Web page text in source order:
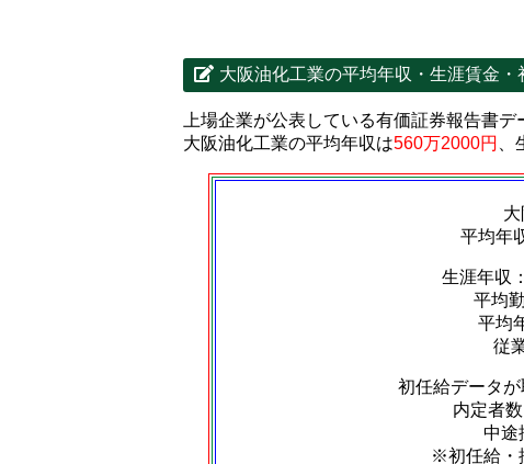
大阪油化工業の平均年収・生涯賃金・
上場企業が公表している有価証券報告書デ
大阪油化工業の平均年収は560万2000円 、
平均年
生涯年収：
平均
平均
従
初任給データが
内定者数
中途
※初任給・